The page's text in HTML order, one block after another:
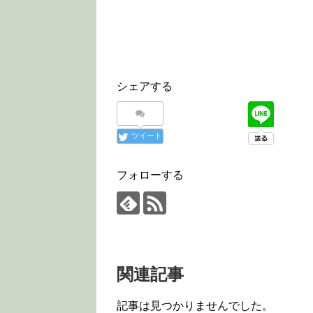
シェアする
ツイート
フォローする
関連記事
記事は見つかりませんでした。